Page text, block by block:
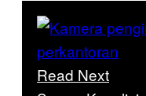
Read Next